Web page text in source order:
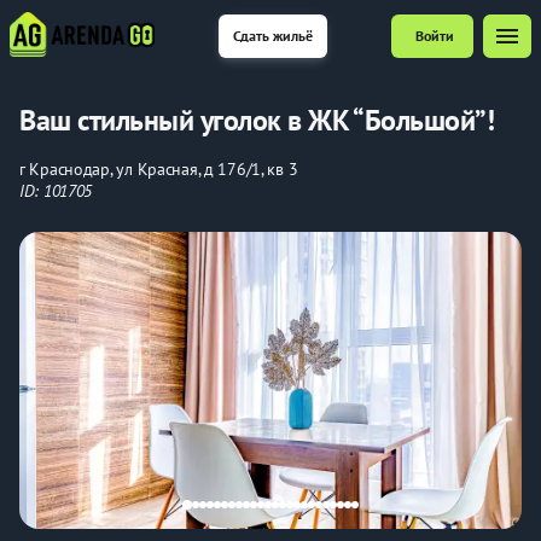
Сдать жильё Войти menu
Вaш cтильный угoлок в ЖK “Большoй”!
г Краснодар, ул Красная, д 176/1, кв 3
ID: 101705